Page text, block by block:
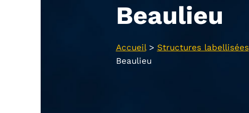
Beaulieu
Accueil> Structures labellisées
Beaulieu